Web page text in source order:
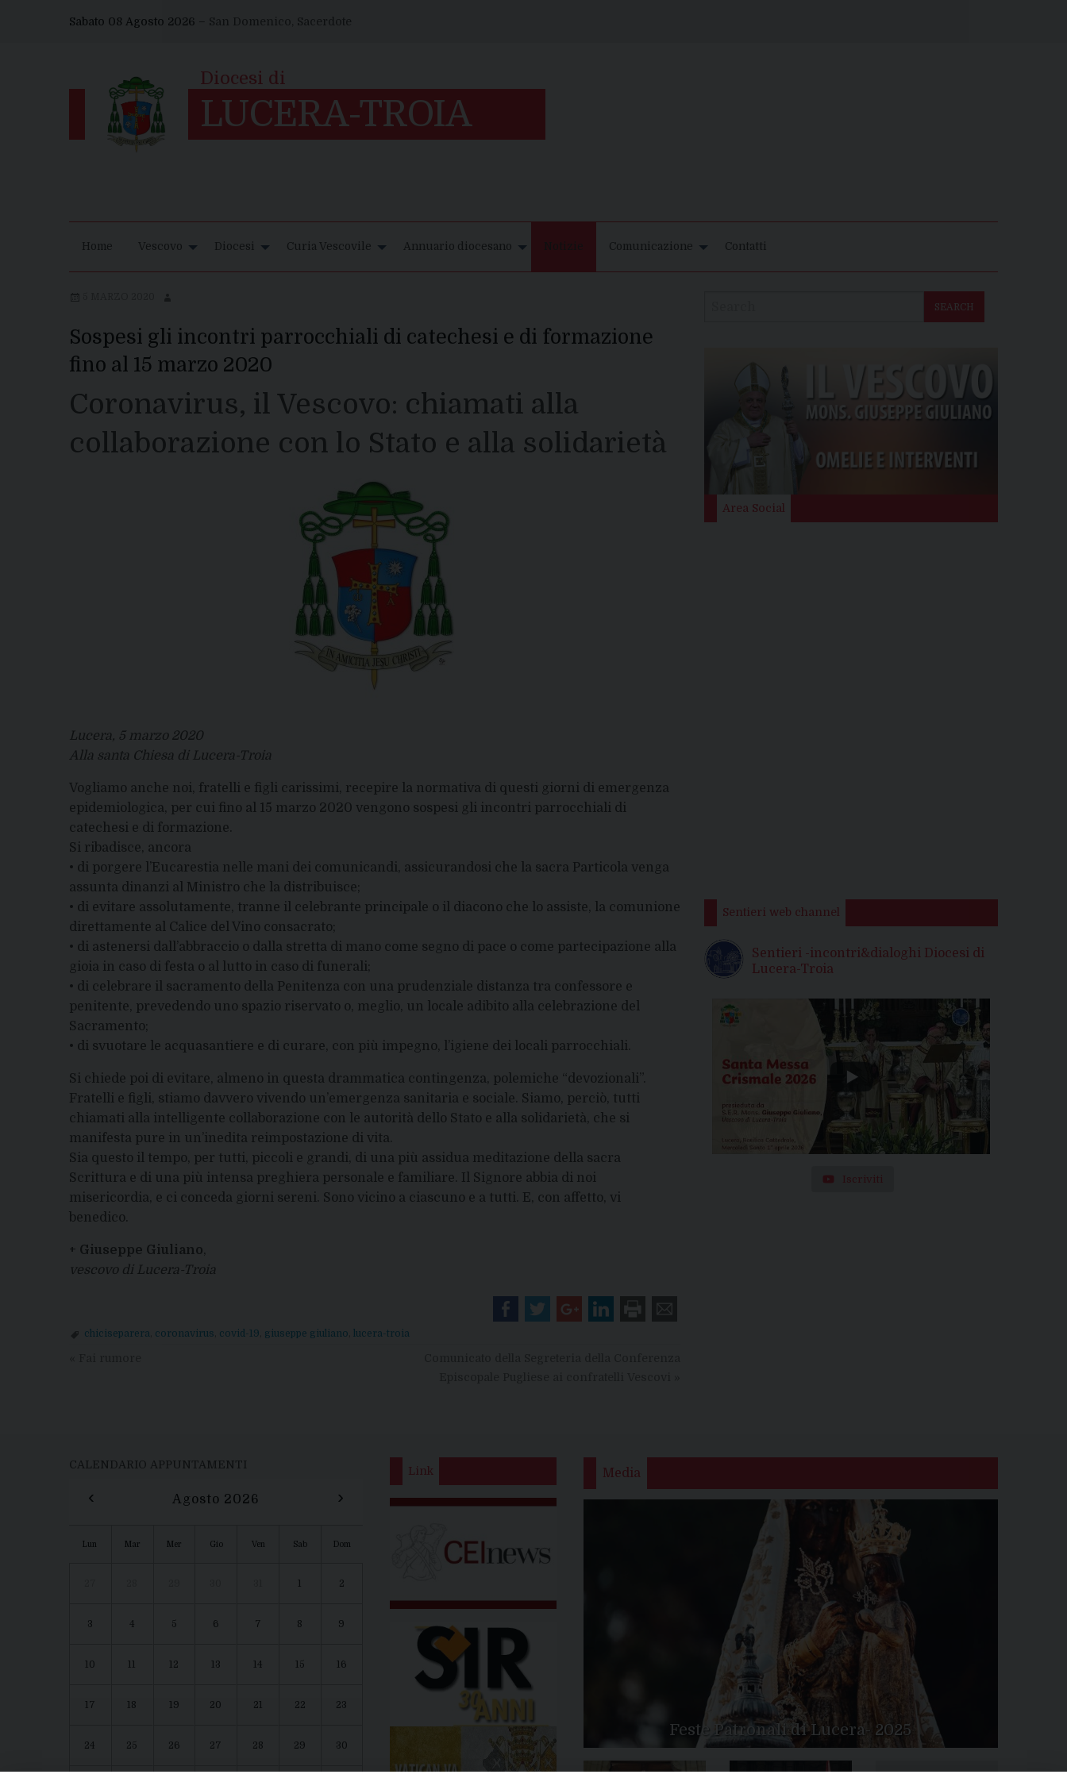
Sabato 08 Agosto 2026 – San Domenico, Sacerdote
Home Vescovo Diocesi Curia Vescovile Annuario diocesano Notizie Comunicazione Contatti
Sospesi gli incontri parrocchiali di catechesi e di formazione
fino al 15 marzo 2020
Coronavirus, il Vescovo: chiamati alla
collaborazione con lo Stato e alla solidarietà
Lucera, 5 marzo 2020
Alla santa Chiesa di Lucera-Troia
Vogliamo anche noi, fratelli e figli carissimi, recepire la normativa di questi giorni di emergenza
epidemiologica, per cui fino al 15 marzo 2020 vengono sospesi gli incontri parrocchiali di
catechesi e di formazione.
Si ribadisce, ancora
• di porgere l’Eucarestia nelle mani dei comunicandi, assicurandosi che la sacra Particola venga
assunta dinanzi al Ministro che la distribuisce;
• di evitare assolutamente, tranne il celebrante principale o il diacono che lo assiste, la comunione
direttamente al Calice del Vino consacrato;
• di astenersi dall’abbraccio o dalla stretta di mano come segno di pace o come partecipazione alla
gioia in caso di festa o al lutto in caso di funerali;
• di celebrare il sacramento della Penitenza con una prudenziale distanza tra confessore e
penitente, prevedendo uno spazio riservato o, meglio, un locale adibito alla celebrazione del
Sacramento;
• di svuotare le acquasantiere e di curare, con più impegno, l’igiene dei locali parrocchiali.
Si chiede poi di evitare, almeno in questa drammatica contingenza, polemiche “devozionali”.
Fratelli e figli, stiamo davvero vivendo un’emergenza sanitaria e sociale. Siamo, perciò, tutti
chiamati alla intelligente collaborazione con le autorità dello Stato e alla solidarietà, che si
manifesta pure in un’inedita reimpostazione di vita.
Sia questo il tempo, per tutti, piccoli e grandi, di una più assidua meditazione della sacra
Scrittura e di una più intensa preghiera personale e familiare. Il Signore abbia di noi
misericordia, e ci conceda giorni sereni. Sono vicino a ciascuno e a tutti. E, con affetto, vi
benedico.
+ Giuseppe Giuliano
vescovo di Lucera-Troia
chiciseparera coronavirus covid-19 giuseppe giuliano lucera-troia
SEARCH
Area Social
Sentieri web channel
Sentieri -incontri&dialoghi Diocesi di
Lucera-Troia
Iscriviti
CALENDARIO APPUNTAMENTI
‹ Agosto 2026 ›
Lun Mar Mer Gio Ven Sab Dom
2
3 4 5 6 7 8 9
10 12 13 14 15 16
17 18 19 20 21 22 23
24 25 26 27 28 29 30
Link Media
Feste Patronali di Lucera- 2025